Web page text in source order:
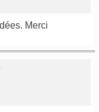
Merci